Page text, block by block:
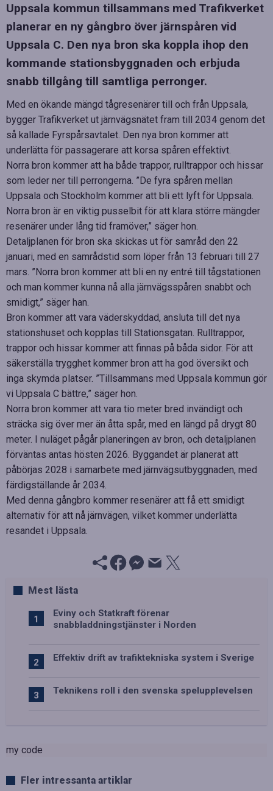
Uppsala kommun tillsammans med Trafikverket
planerar en ny gångbro över järnspåren vid
Uppsala C. Den nya bron ska koppla ihop den
kommande stationsbyggnaden och erbjuda
snabb tillgång till samtliga perronger.
Med en ökande mängd tågresenärer till och från Uppsala,
bygger Trafikverket ut järnvägsnätet fram till 2034 genom det
så kallade Fyrspårsavtalet. Den nya bron kommer att
underlätta för passagerare att korsa spåren effektivt.
Norra bron kommer att ha både trappor, rulltrappor och hissar
som leder ner till perrongerna. ”De fyra spåren mellan
Uppsala och Stockholm kommer att bli ett lyft för Uppsala.
Norra bron är en viktig pusselbit för att klara större mängder
resenärer under lång tid framöver,” säger hon.
Detaljplanen för bron ska skickas ut för samråd den 22
januari, med en samrådstid som löper från 13 februari till 27
mars. ”Norra bron kommer att bli en ny entré till tågstationen
och man kommer kunna nå alla järnvägsspåren snabbt och
smidigt,” säger han.
Bron kommer att vara väderskyddad, ansluta till det nya
stationshuset och kopplas till Stationsgatan. Rulltrappor,
trappor och hissar kommer att finnas på båda sidor. För att
säkerställa trygghet kommer bron att ha god översikt och
inga skymda platser. ”Tillsammans med Uppsala kommun gör
vi Uppsala C bättre,” säger hon.
Norra bron kommer att vara tio meter bred invändigt och
sträcka sig över mer än åtta spår, med en längd på drygt 80
meter. I nuläget pågår planeringen av bron, och detaljplanen
förväntas antas hösten 2026. Byggandet är planerat att
påbörjas 2028 i samarbete med järnvägsutbyggnaden, med
färdigställande år 2034.
Med denna gångbro kommer resenärer att få ett smidigt
alternativ för att nå järnvägen, vilket kommer underlätta
resandet i Uppsala.
Mest lästa
Eviny och Statkraft förenar
snabbladdningstjänster i Norden
Effektiv drift av trafiktekniska system i Sverige
Teknikens roll i den svenska spelupplevelsen
my code
Fler intressanta artiklar